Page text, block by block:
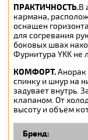
ПРАКТИЧНОСТЬ.В
кармана,
оснащен
для согревания
боковых швах
Фурнитура YKK не
КОМФОРТ.Анорак
спинку и шнур на
задувает внутрь.
клапаном. От
высоту и объем
Бренд: